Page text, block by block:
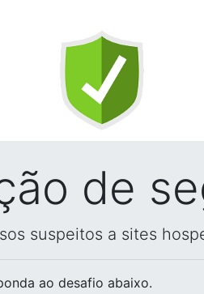
de
suspeitos a sites
ao desafio abaixo.